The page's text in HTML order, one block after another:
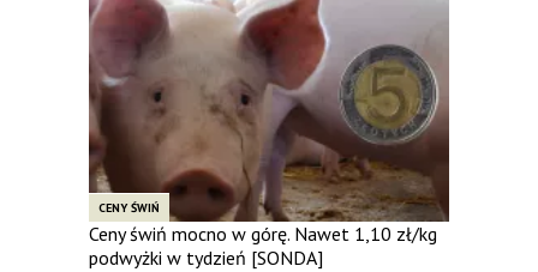
CENY ŚWIŃ
Ceny świń mocno w górę. Nawet 1,10 zł/kg
podwyżki w tydzień [SONDA]